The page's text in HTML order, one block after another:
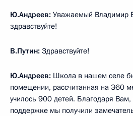
Ю.Андреев: Уважаемый Владимир
здравствуйте!
В.Путин: Здравствуйте!
Ю.Андреев: Школа в нашем селе
помещении, рассчитанная на 360
училось 900 детей. Благодаря
поддержке мы получили